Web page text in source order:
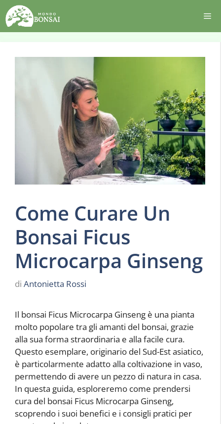
Vai
al
contenuto
Come Curare Un
Bonsai Ficus
Microcarpa Ginseng
di Antonietta Rossi
Il bonsai Ficus Microcarpa Ginseng è una pianta
molto popolare tra gli amanti del bonsai, grazie
alla sua forma straordinaria e alla facile cura.
Questo esemplare, originario del Sud-Est asiatico,
è particolarmente adatto alla coltivazione in vaso,
permettendo di avere un pezzo di natura in casa.
In questa guida, esploreremo come prendersi
cura del bonsai Ficus Microcarpa Ginseng,
scoprendo i suoi benefici e i consigli pratici per